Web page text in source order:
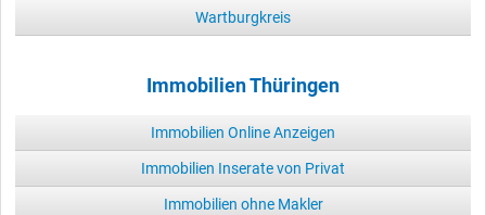
Wartburgkreis
Immobilien Thüringen
Immobilien Online Anzeigen
Immobilien Inserate von Privat
Immobilien ohne Makler